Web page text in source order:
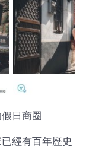
日商圈
經有百年歷史